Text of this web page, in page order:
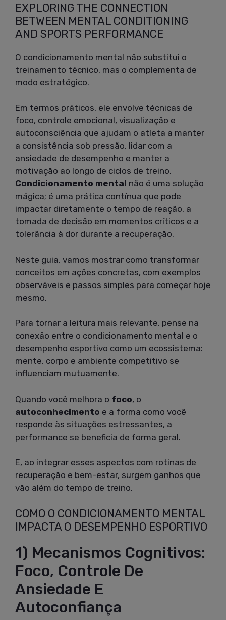
EXPLORING THE CONNECTION
BETWEEN MENTAL CONDITIONING
AND SPORTS PERFORMANCE
O condicionamento mental não substitui o
treinamento técnico, mas o complementa de
modo estratégico.
Em termos práticos, ele envolve técnicas de
foco, controle emocional, visualização e
autoconsciência que ajudam o atleta a manter
a consistência sob pressão, lidar com a
ansiedade de desempenho e manter a
motivação ao longo de ciclos de treino.
Condicionamento mental não é uma solução
mágica; é uma prática contínua que pode
impactar diretamente o tempo de reação, a
tomada de decisão em momentos críticos e a
tolerância à dor durante a recuperação.
Neste guia, vamos mostrar como transformar
conceitos em ações concretas, com exemplos
observáveis e passos simples para começar hoje
mesmo.
Para tornar a leitura mais relevante, pense na
conexão entre o condicionamento mental e o
desempenho esportivo como um ecossistema:
mente, corpo e ambiente competitivo se
influenciam mutuamente.
Quando você melhora o foco, o
autoconhecimento e a forma como você
responde às situações estressantes, a
performance se beneficia de forma geral.
E, ao integrar esses aspectos com rotinas de
recuperação e bem-estar, surgem ganhos que
vão além do tempo de treino.
COMO O CONDICIONAMENTO MENTAL
IMPACTA O DESEMPENHO ESPORTIVO
1) Mecanismos Cognitivos:
Foco, Controle De
Ansiedade E
Autoconfiança